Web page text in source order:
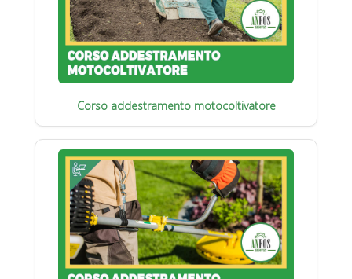
Corso addestramento motocoltivatore